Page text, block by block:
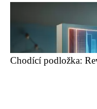
Chodící podložka: